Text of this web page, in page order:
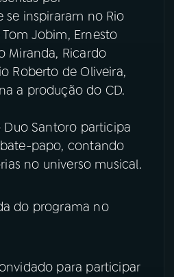
Facebook
inspiraram no Rio
Jobim, Ernesto
Miranda, Ricardo
Roberto de Oliveira,
a produção do CD.
Santoro participa
papo, contando
no universo musical.
do programa no
para participar